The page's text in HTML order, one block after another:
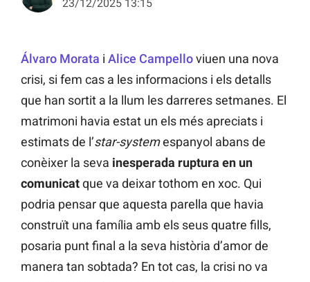
23/12/2025 13:15
Álvaro Morata i Alice Campelloviuen una nova
crisi, si fem cas a les informacions i els detalls
que han sortit a la llum les darreres setmanes. El
matrimoni havia estat un els més apreciats i
estimats de l’star-systemespanyol abans de
conèixer la seva inesperada ruptura en un
comunicatque va deixar tothom en xoc. Qui
podria pensar que aquesta parella que havia
construït una família amb els seus quatre fills,
posaria punt final a la seva història d’amor de
manera tan sobtada? En tot cas, la crisi no va